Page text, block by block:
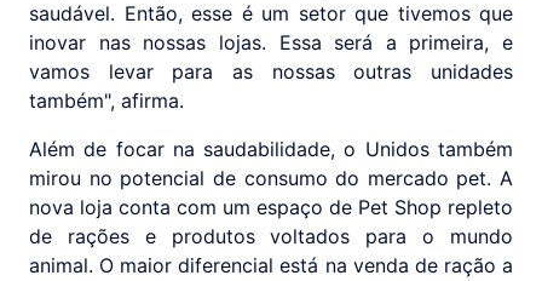
saudável. Então, esse é um setor que tivemos que
inovar nas nossas lojas. Essa será a primeira, e
vamos levar para as nossas outras unidades
também", afirma.
Além de focar na saudabilidade, o Unidos também
mirou no potencial de consumo do mercado pet. A
nova loja conta com um espaço de Pet Shop repleto
de rações e produtos voltados para o mundo
animal. O maior diferencial está na venda de ração a